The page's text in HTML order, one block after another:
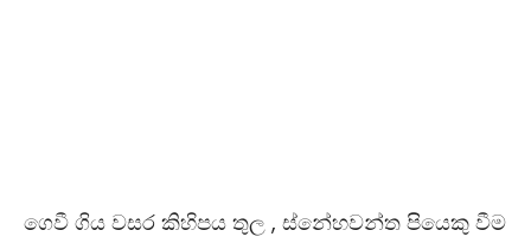
ගෙවී ගිය වසර කිහිපය තුල , ස්නේහවන්ත පියෙකු වීම